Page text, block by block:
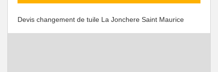
Devis changement de tuile La Jonchere Saint Maurice